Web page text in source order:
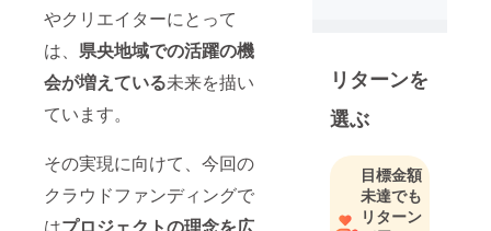
やクリエイターにとって
は、 県央地域での活躍の機
会が増えている未来を描い
ています。
その実現に向けて、今回の
クラウドファンディングで
はプロジェクトの理念を広
央には海老
名市や厚木
市などの街
がありま
す。
この場所の
リターンを
選ぶ
目標金額
未達でも
リターン